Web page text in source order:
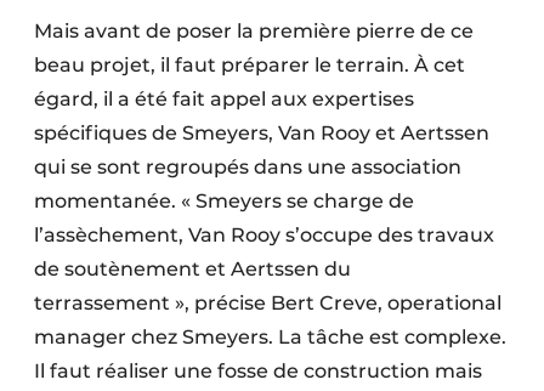
Mais avant de poser la première pierre de ce
beau projet, il faut préparer le terrain. À cet
égard, il a été fait appel aux expertises
spécifiques de Smeyers, Van Rooy et Aertssen
qui se sont regroupés dans une association
momentanée. « Smeyers se charge de
l’assèchement, Van Rooy s’occupe des travaux
de soutènement et Aertssen du
terrassement », précise Bert Creve, operational
manager chez Smeyers. La tâche est complexe.
Il faut réaliser une fosse de construction mais